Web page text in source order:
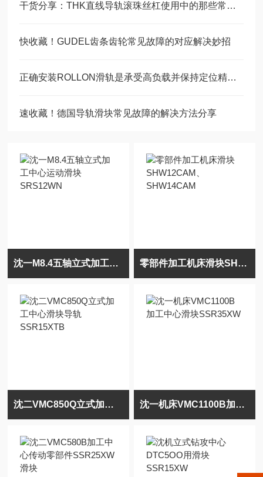
干货分享：THK直线导轨滚珠丝杠使用中的那些常见故障与解决技巧
快收藏！GUDEL齿条齿轮常见故障的对应解决妙招
正确安装ROLLON滑轨是承受高负载并保持定位精度的关键
速收藏！德国导轨滑块常见故障的解决方法分享
沈一M8.4五轴立式加工中心运动滑块SRS12WN 零部件加工机床滑块SHW12CAM、SHW14CAM
沈二VMC850Q立式加工中心滑块导轨SSR15XTB 沈一机床VMC1100B加工中心滑块SSR35XW